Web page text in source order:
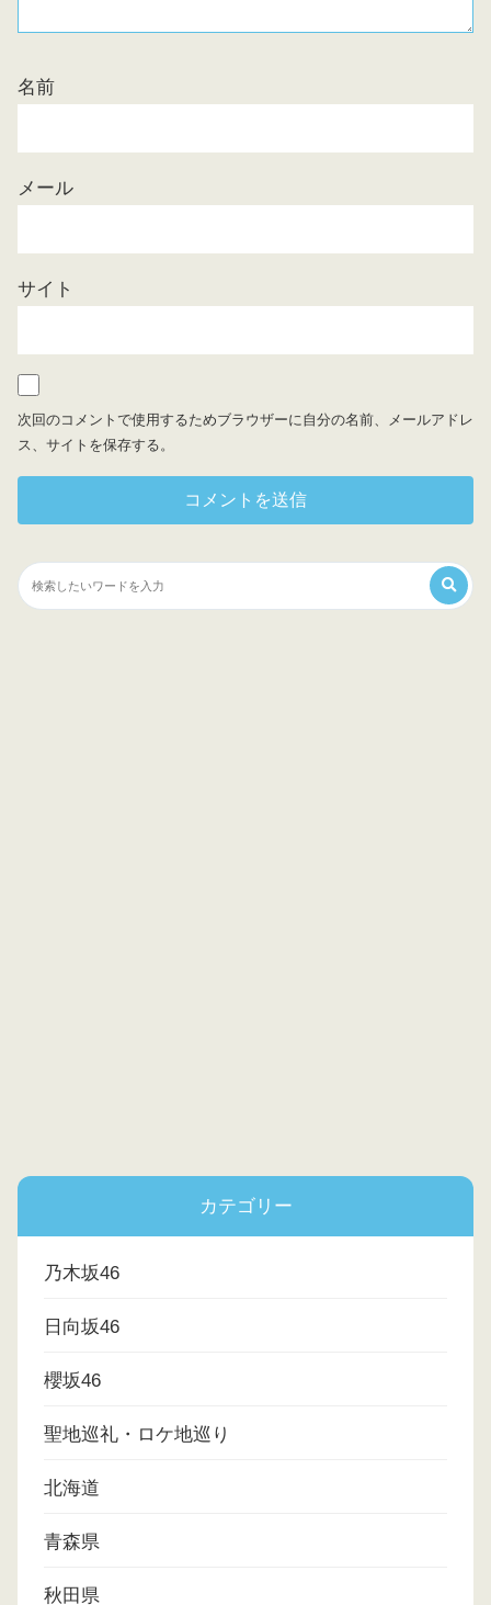
名前
メール
サイト
次回のコメントで使用するためブラウザーに自分の名前、メールアドレ
ス、サイトを保存する。
カテゴリー
乃木坂46
日向坂46
櫻坂46
聖地巡礼・ロケ地巡り
北海道
青森県
秋田県